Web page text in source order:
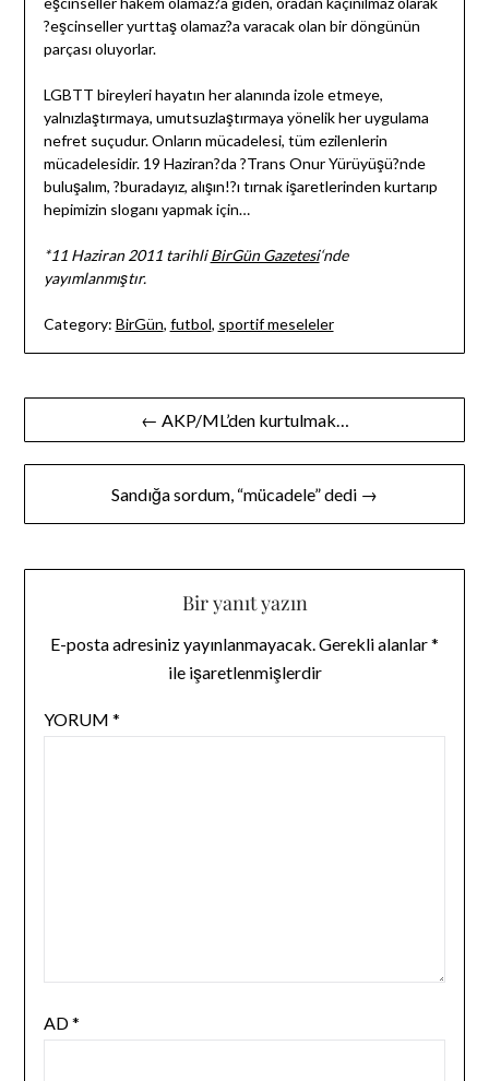
?eşcinseller yurttaş olamaz?a varacak olan bir döngünün
parçası oluyorlar.
LGBTT bireyleri hayatın her alanında izole etmeye,
yalnızlaştırmaya, umutsuzlaştırmaya yönelik her uygulama
nefret suçudur. Onların mücadelesi, tüm ezilenlerin
mücadelesidir. 19 Haziran?da ?Trans Onur Yürüyüşü?nde
buluşalım, ?buradayız, alışın!?ı tırnak işaretlerinden kurtarıp
hepimizin sloganı yapmak için…
*11 Haziran 2011 tarihliBirGün Gazetesi‘nde
yayımlanmıştır.
Category: BirGün, futbol, sportif meseleler
Yazı
gezinmesi
← AKP/ML’den kurtulmak…
Sandığa sordum, “mücadele” dedi →
Bir yanıt yazın
E-posta adresiniz yayınlanmayacak.Gerekli alanlar*
ile işaretlenmişlerdir
YORUM *
AD*